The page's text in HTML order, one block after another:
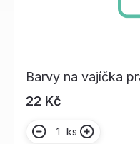
Barvy na vajíčka
22 Kč
ks